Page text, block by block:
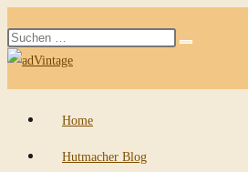
Inhalt
springen
Diese
Website
Suche
Home
Hutmacher Blog